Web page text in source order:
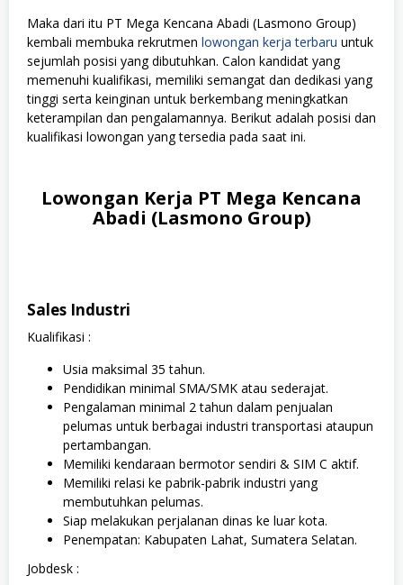
Maka dari itu PT Mega Kencana Abadi (Lasmono Group)
kembali membuka rekrutmen lowongan kerja terbaru untuk
sejumlah posisi yang dibutuhkan. Calon kandidat yang
memenuhi kualifikasi, memiliki semangat dan dedikasi yang
tinggi serta keinginan untuk berkembang meningkatkan
keterampilan dan pengalamannya. Berikut adalah posisi dan
kualifikasi lowongan yang tersedia pada saat ini.
Lowongan Kerja PT Mega Kencana
Abadi (Lasmono Group)
Sales Industri
Kualifikasi :
Usia maksimal 35 tahun.
Pendidikan minimal SMA/SMK atau sederajat.
Pengalaman minimal 2 tahun dalam penjualan
pelumas untuk berbagai industri transportasi ataupun
pertambangan.
Memiliki kendaraan bermotor sendiri & SIM C aktif.
Memiliki relasi ke pabrik-pabrik industri yang
membutuhkan pelumas.
Siap melakukan perjalanan dinas ke luar kota.
Penempatan: Kabupaten Lahat, Sumatera Selatan.
Jobdesk :